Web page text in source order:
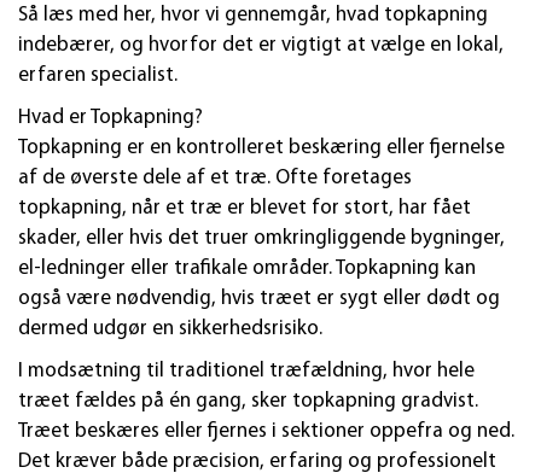
Så læs med her, hvor vi gennemgår, hvad topkapning
indebærer, og hvorfor det er vigtigt at vælge en lokal,
erfaren specialist.
Hvad er Topkapning?
Topkapning er en kontrolleret beskæring eller fjernelse
af de øverste dele af et træ. Ofte foretages
topkapning, når et træ er blevet for stort, har fået
skader, eller hvis det truer omkringliggende bygninger,
el-ledninger eller trafikale områder. Topkapning kan
også være nødvendig, hvis træet er sygt eller dødt og
dermed udgør en sikkerhedsrisiko.
I modsætning til traditionel træfældning, hvor hele
træet fældes på én gang, sker topkapning gradvist.
Træet beskæres eller fjernes i sektioner oppefra og ned.
Det kræver både præcision, erfaring og professionelt